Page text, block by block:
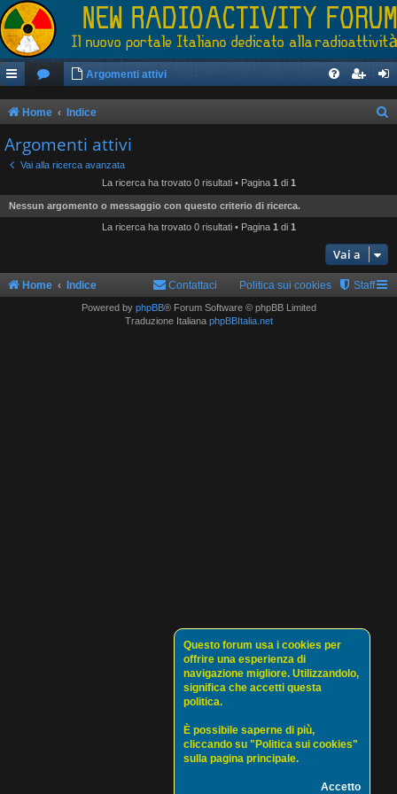
Argomenti attivi
Home Indice
Argomenti attivi
Vai alla ricerca avanzata
La ricerca ha trovato 0 risultati • Pagina 1 di 1
Nessun argomento o messaggio con questo criterio di ricerca.
La ricerca ha trovato 0 risultati • Pagina 1 di 1
Vai a
Questo forum usa i cookies per
offrire una esperienza di
navigazione migliore. Utilizzandolo,
significa che accetti questa
politica.
È possibile saperne di più,
cliccando su "Politica sui cookies"
sulla pagina principale.
Accetto
Home Indice Staff
Politica sui cookies
Contattaci
Powered by phpBB® Forum Software © phpBB Limited
Traduzione Italiana phpBBItalia.net